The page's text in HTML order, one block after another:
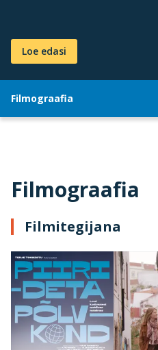
Loe edasi
Filmograafia
Filmograafia
Filmitegijana